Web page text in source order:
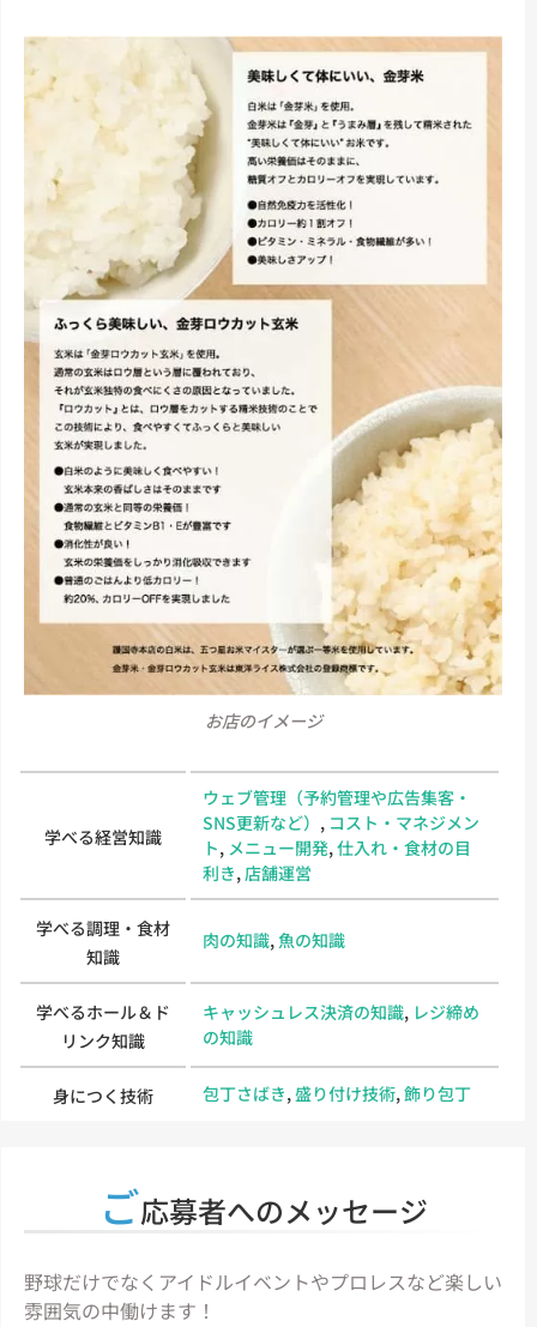
お店のイメージ
学べる経営知識
ウェブ管理（予約管理や広告集客・
SNS更新など） , コスト・マネジメン
ト, メニュー開発,仕入れ・食材の目
利き, 店舗運営
学べる調理・食材
知識
肉の知識,魚の知識
学べるホール＆ド
リンク知識
キャッシュレス決済の知識, レジ締め
の知識
身につく技術 包丁さばき,盛り付け技術,飾り包丁
ご応募者へのメッセージ
野球だけでなくアイドルイベントやプロレスなど楽しい
雰囲気の中働けます！